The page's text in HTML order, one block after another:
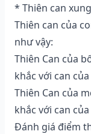
* Thiên can
Thiên can của
như vậy:
Thiên Can của
khắc với can
Thiên Can của
khắc với can
Đánh giá điểm